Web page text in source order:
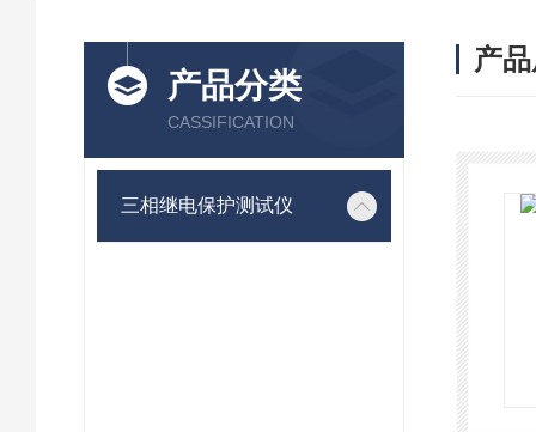
产品分类
CASSIFICATION
三相继电保护测试仪
产